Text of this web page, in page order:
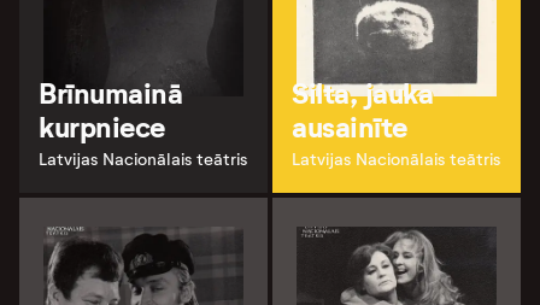
Brīnumainā
kurpniece
Latvijas Nacionālais teātris
Silta, jauka
ausainīte
Latvijas Nacionālais teātris